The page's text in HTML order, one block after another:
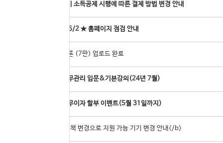
도서구입비 소득공제 시행에 따른 결제 방법 변경 안내
★ 6/1 ~ 6/2 ★ 홈페이지 점검 안내
경영학 이론 (7판) 업로드 완료
지한송 재무관리 입문&기본강의(24년 7월)
카드사별 무이자 할부 이벤트(5월 31일까지)
<b>IOS 정책 변경으로 지원 가능 기기 변경 안내</b>